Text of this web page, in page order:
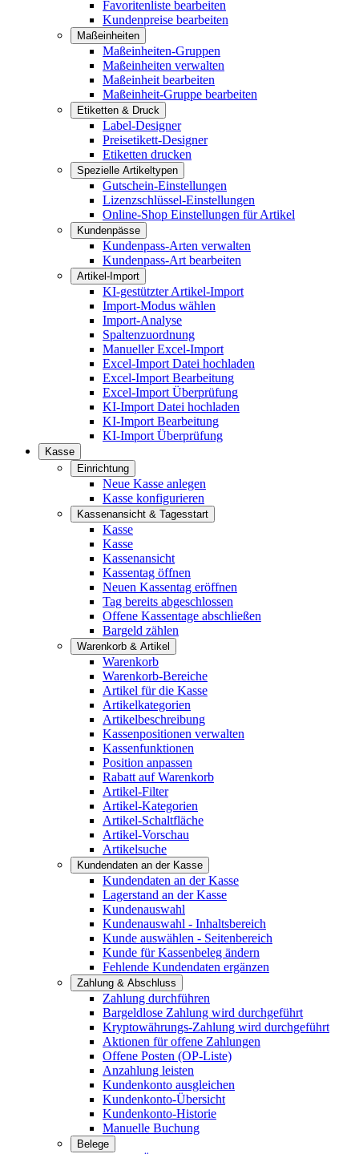
Favoritenliste bearbeiten
Kundenpreise bearbeiten
Maßeinheiten
Maßeinheiten-Gruppen
Maßeinheiten verwalten
Maßeinheit bearbeiten
Maßeinheit-Gruppe bearbeiten
Etiketten & Druck
Label-Designer
Preisetikett-Designer
Etiketten drucken
Spezielle Artikeltypen
Gutschein-Einstellungen
Lizenzschlüssel-Einstellungen
Online-Shop Einstellungen für Artikel
Kundenpässe
Kundenpass-Arten verwalten
Kundenpass-Art bearbeiten
Artikel-Import
KI-gestützter Artikel-Import
Import-Modus wählen
Import-Analyse
Spaltenzuordnung
Manueller Excel-Import
Excel-Import Datei hochladen
Excel-Import Bearbeitung
Excel-Import Überprüfung
KI-Import Datei hochladen
KI-Import Bearbeitung
KI-Import Überprüfung
Kasse
Einrichtung
Neue Kasse anlegen
Kasse konfigurieren
Kassenansicht & Tagesstart
Kasse
Kasse
Kassenansicht
Kassentag öffnen
Neuen Kassentag eröffnen
Tag bereits abgeschlossen
Offene Kassentage abschließen
Bargeld zählen
Warenkorb & Artikel
Warenkorb
Warenkorb-Bereiche
Artikel für die Kasse
Artikelkategorien
Artikelbeschreibung
Kassenpositionen verwalten
Kassenfunktionen
Position anpassen
Rabatt auf Warenkorb
Artikel-Filter
Artikel-Kategorien
Artikel-Schaltfläche
Artikel-Vorschau
Artikelsuche
Kundendaten an der Kasse
Kundendaten an der Kasse
Lagerstand an der Kasse
Kundenauswahl
Kundenauswahl - Inhaltsbereich
Kunde auswählen - Seitenbereich
Kunde für Kassenbeleg ändern
Fehlende Kundendaten ergänzen
Zahlung & Abschluss
Zahlung durchführen
Bargeldlose Zahlung wird durchgeführt
Kryptowährungs-Zahlung wird durchgeführt
Aktionen für offene Zahlungen
Offene Posten (OP-Liste)
Anzahlung leisten
Kundenkonto ausgleichen
Kundenkonto-Übersicht
Kundenkonto-Historie
Manuelle Buchung
Belege